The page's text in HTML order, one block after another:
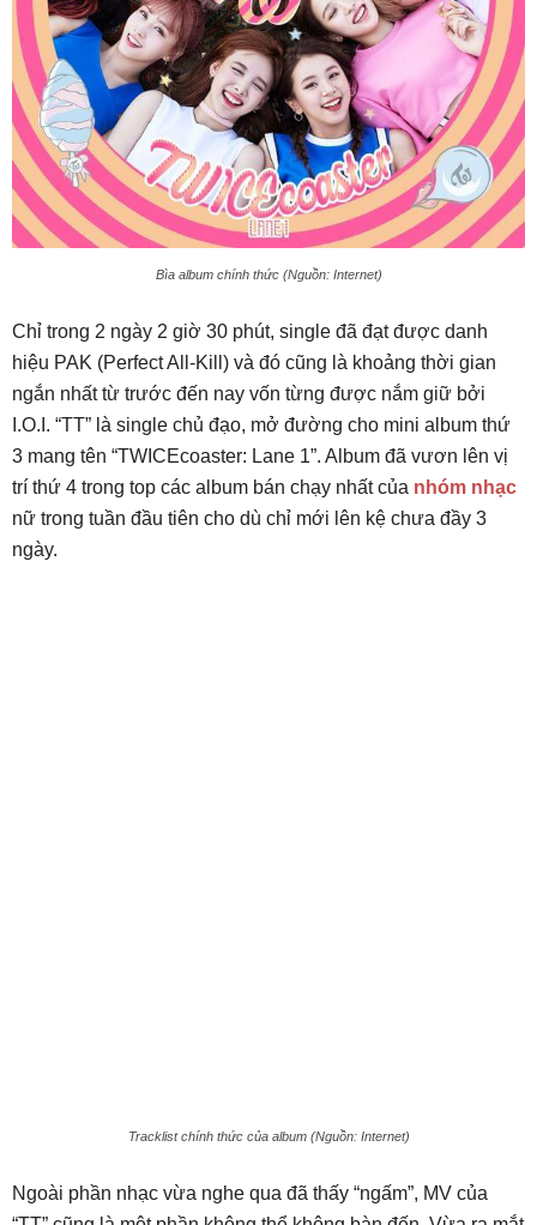
Bìa album chính thức (Nguồn: Internet)
Chỉ trong 2 ngày 2 giờ 30 phút, single đã đạt được danh
hiệu PAK (Perfect All-Kill) và đó cũng là khoảng thời gian
ngắn nhất từ trước đến nay vốn từng được nắm giữ bởi
I.O.I. “TT” là single chủ đạo, mở đường cho mini album thứ
3 mang tên “TWICEcoaster: Lane 1”. Album đã vươn lên vị
trí thứ 4 trong top các album bán chạy nhất của nhóm nhạc
nữ trong tuần đầu tiên cho dù chỉ mới lên kệ chưa đầy 3
ngày.
Tracklist chính thức của album (Nguồn: Internet)
Ngoài phần nhạc vừa nghe qua đã thấy “ngấm”, MV của